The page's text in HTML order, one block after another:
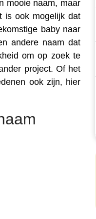
mooie naam, maar
is ook mogelijk dat
baby naar
andere naam dat
om op zoek te
project. Of het
ook zijn, hier